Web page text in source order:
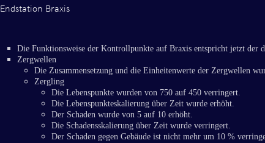
Endstation Braxis
Die Funktionsweise der Kontrollpunkte auf Braxis entspricht jetzt der
Zergwellen
Die Zusammensetzung und die Einheitenwerte der Zergwellen
Zergling
Die Lebenspunkte wurden von 750 auf 450 verringert.
Die Lebenspunkteskalierung über Zeit wurde erhöht.
Der Schaden wurde von 5 auf 10 erhöht.
Die Schadensskalierung über Zeit wurde verringert.
Der Schaden gegen Gebäude ist nicht mehr um 10 %